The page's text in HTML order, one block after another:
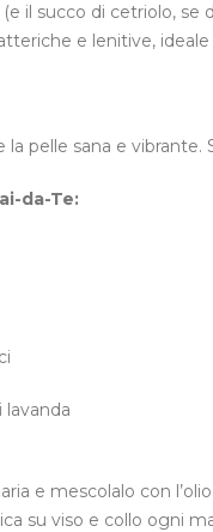
(e il succo di cetriolo,
e lenitive,
la pelle sana e
da-Te:
lavanda
e mescolalo con
su viso e collo ogni